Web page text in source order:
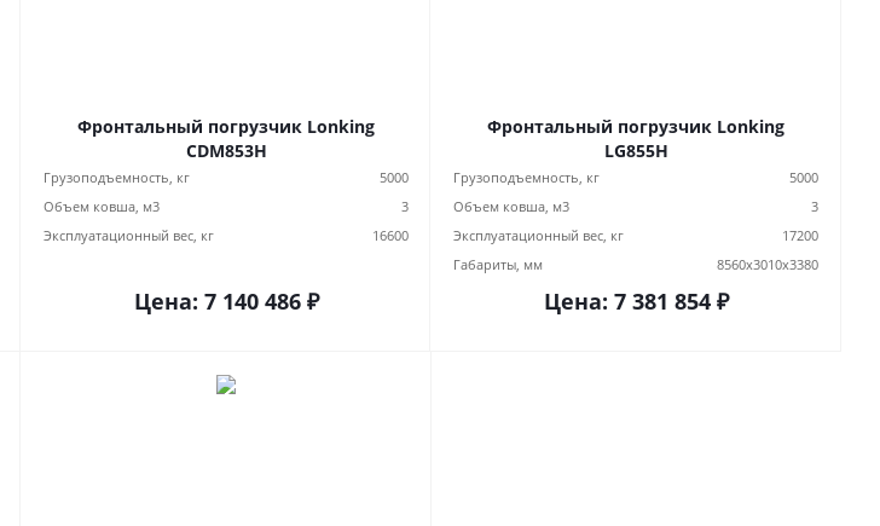
Фронтальный погрузчик Lonking
CDM853H
Грузоподъемность, кг
5000
Объем ковша, м3
3
Эксплуатационный вес, кг
16600
Цена: 7 140 486₽
Фронтальный погрузчик Lonking
LG855H
Грузоподъемность, кг
5000
Объем ковша, м3
3
Эксплуатационный вес, кг
17200
Габариты, мм
8560х3010х3380
Цена: 7 381 854₽